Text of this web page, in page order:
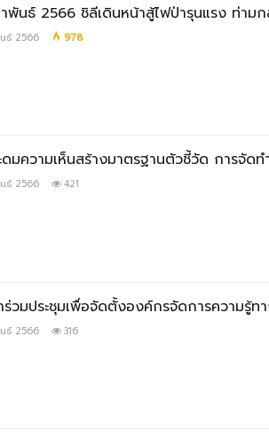
พันธ์ 2566 ชิลีเดินหน้าสู้ไฟป่ารุนแรง ท่าม
ธ์ 2566 978
ดมความเห็นสร้างมาตรฐานตัวชี้วัด การจั
ธ์ 2566 421
ร่วมประชุมเพื่อจัดตั้งองค์กรจัดการความรู้ทา
ธ์ 2566 316